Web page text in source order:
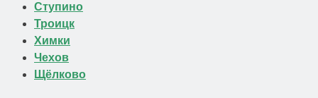
Ступино
Троицк
Химки
Чехов
Щёлково